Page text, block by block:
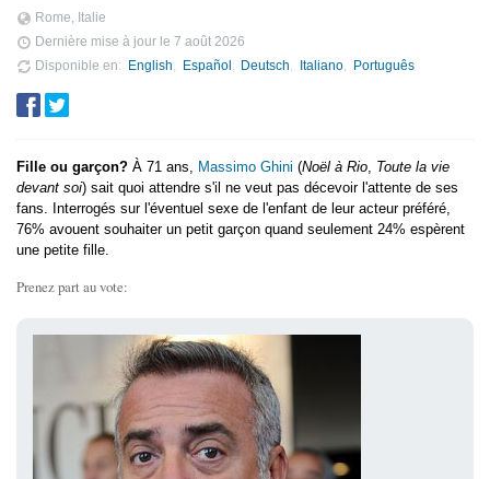
Rome, Italie
Dernière mise à jour le 7 août 2026
Disponible en
English Español Deutsch Italiano Português
Fille ou garçon? À 71 ans, Massimo Ghini (Noël à Rio, Toute la vie
devant soi) sait quoi attendre s'il ne veut pas décevoir l'attente de ses
fans. Interrogés sur l'éventuel sexe de l'enfant de leur acteur préféré,
76% avouent souhaiter un petit garçon quand seulement 24% espèrent
une petite fille.
Prenez part au vote: